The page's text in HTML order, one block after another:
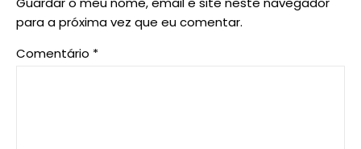
para a próxima vez que eu comentar.
Comentário *